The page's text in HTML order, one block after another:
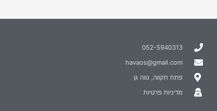
052-5940313
havaos@gmail.com
פתח תקווה, נווה גן
מדיניות פרטיות